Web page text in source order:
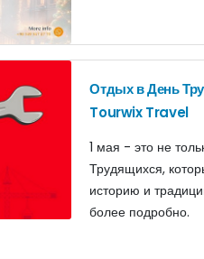
Отдых в День
Tourwix Travel
1 мая - это не
Трудящихся,
историю и
более подробно.